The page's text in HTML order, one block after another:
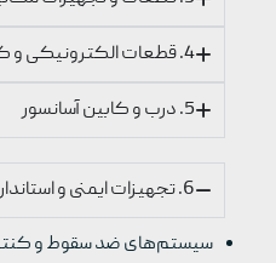
4. قطعات الکترونیکی و کنترلی آسانسور
5. درب و کابین آسانسور
6. تجهیزات ایمنی و استانداردسازی
سیستم‌های ضد سقوط و